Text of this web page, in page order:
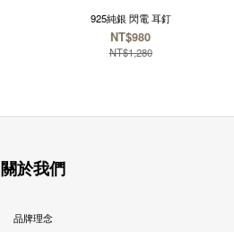
925純銀 閃電 耳釘
NT$980
NT$1,280
關於我們
品牌理念